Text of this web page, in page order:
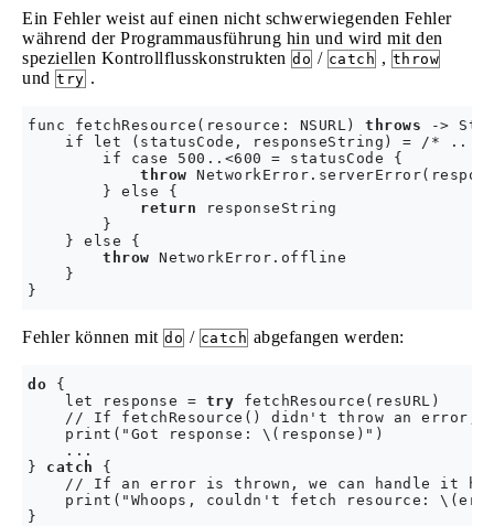
Ein Fehler weist auf einen nicht schwerwiegenden Fehler
während der Programmausführung hin und wird mit den
speziellen Kontrollflusskonstrukten do / catch , throw
und try .
func fetchResource(resource: NSURL) throws ->
if let (statusCode, responseString) = /*
        if case 500..<600 = statusCode {
throw
        } else {
return responseString
        }
    } else {
throw NetworkError.offline
    }
}
Fehler können mit do / catch abgefangen werden:
do {
    let response =
try fetchResource(resURL)
// If fetchResource() didn't throw an error,
    print("Got response: \(response)")
    ...
} catch {
// If an error is thrown, we can handle it
print("Whoops, couldn't fetch resource:
}